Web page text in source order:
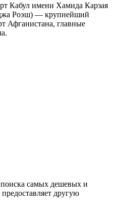
Кабул имени Хамида Карзая
Роэш) — крупнейший
Афганистана, главные
самых дешевых и
другую